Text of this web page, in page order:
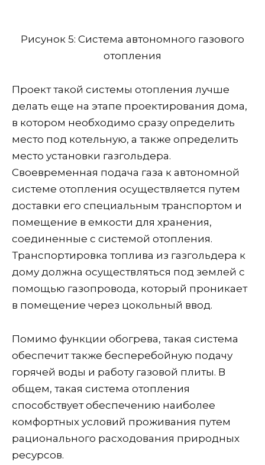
Рисунок 5: Система автономного газового
отопления
Проект такой системы отопления лучше
делать еще на этапе проектирования дома,
в котором необходимо сразу определить
место под котельную, а также определить
место установки газгольдера.
Своевременная подача газа к автономной
системе отопления осуществляется путем
доставки его специальным транспортом и
помещение в емкости для хранения,
соединенные с системой отопления.
Транспортировка топлива из газгольдера к
дому должна осуществляться под землей с
помощью газопровода, который проникает
в помещение через цокольный ввод.
Помимо функции обогрева, такая система
обеспечит также бесперебойную подачу
горячей воды и работу газовой плиты. В
общем, такая система отопления
способствует обеспечению наиболее
комфортных условий проживания путем
рационального расходования природных
ресурсов.